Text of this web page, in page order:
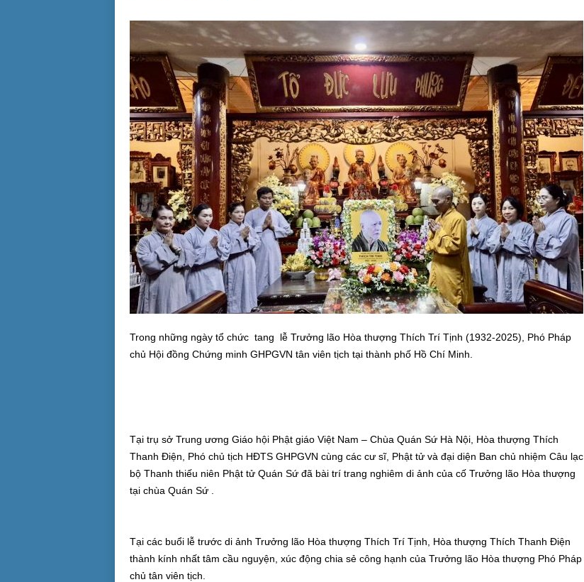
Trong những ngày tổ chức tang lễ Trưởng lão Hòa thượng Thích Trí Tịnh (1932-2025), Phó Pháp
chủ Hội đồng Chứng minh GHPGVN tân viên tịch tại thành phố Hồ Chí Minh.
Tại trụ sở Trung ương Giáo hội Phật giáo Việt Nam – Chùa Quán Sứ Hà Nội, Hòa thượng Thích
Thanh Điện, Phó chủ tịch HĐTS GHPGVN cùng các cư sĩ, Phật tử và đại diện Ban chủ nhiệm Câu lạc
bộ Thanh thiếu niên Phật tử Quán Sứ đã bài trí trang nghiêm di ảnh của cố Trưởng lão Hòa thượng
tại chùa Quán Sứ .
Tại các buổi lễ trước di ảnh Trưởng lão Hòa thượng Thích Trí Tịnh, Hòa thượng Thích Thanh Điện
thành kính nhất tâm cầu nguyện, xúc động chia sẻ công hạnh của Trưởng lão Hòa thượng Phó Pháp
chủ tân viên tịch.